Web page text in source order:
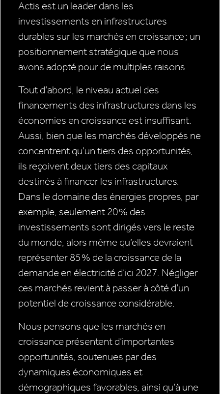
Actis est un leader dans les
investissements en infrastructures
durables sur les marchés en croissance ; un
positionnement stratégique que nous
avons adopté pour de multiples raisons.
Tout d’abord, le niveau actuel des
financements des infrastructures dans les
économies en croissance est insuffisant.
Aussi, bien que les marchés développés ne
concentrent qu’un tiers des opportunités,
ils reçoivent deux tiers des capitaux
destinés à financer les infrastructures.
Dans le domaine des énergies propres, par
exemple, seulement 20 % des
investissements sont dirigés vers le reste
du monde, alors même qu’elles devraient
représenter 85 % de la croissance de la
demande en électricité d’ici 2027. Négliger
ces marchés revient à passer à côté d’un
potentiel de croissance considérable.
Nous pensons que les marchés en
croissance présentent d’importantes
opportunités, soutenues par des
dynamiques économiques et
démographiques favorables, ainsi qu’à une